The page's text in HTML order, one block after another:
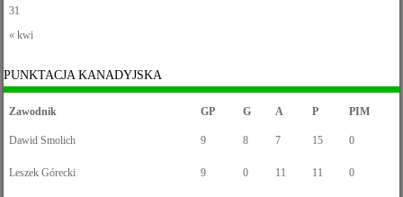
« kwi
31
PUNKTACJA KANADYJSKA
Zawodnik GP G A P PIM
Dawid Smolich 9 8 7 15 0
Leszek Górecki 9 0 11 11 0